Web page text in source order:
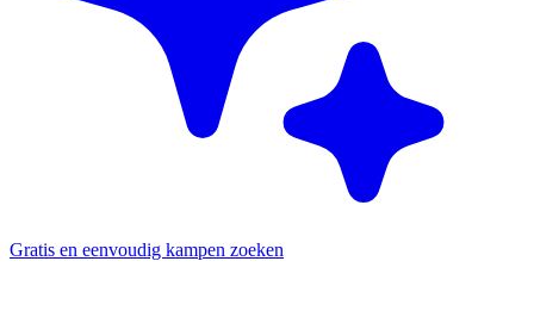
Gratis en eenvoudig kampen zoeken